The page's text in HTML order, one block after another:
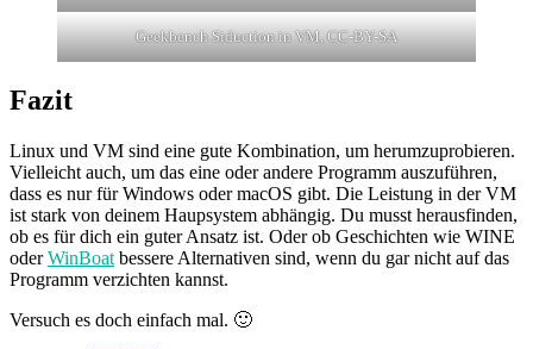
Geekbench Siduction in VM, CC-BY-SA
Fazit
Linux und VM sind eine gute Kombination, um herumzuprobieren.
Vielleicht auch, um das eine oder andere Programm auszuführen,
dass es nur für Windows oder macOS gibt. Die Leistung in der VM
ist stark von deinem Haupsystem abhängig. Du musst herausfinden,
ob es für dich ein guter Ansatz ist. Oder ob Geschichten wie WINE
oderWinBoat bessere Alternativen sind, wenn du gar nicht auf das
Programm verzichten kannst.
Versuch es doch einfach mal. 🙂